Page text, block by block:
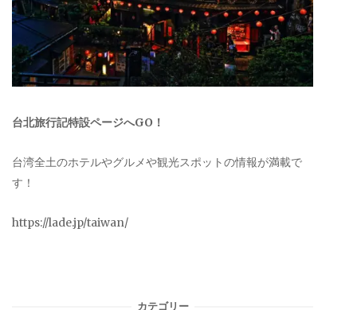
台北旅行記特設ページへGO！
台湾全土のホテルやグルメや観光スポットの情報が満載で
す！
https://lade.jp/taiwan/
カテゴリー